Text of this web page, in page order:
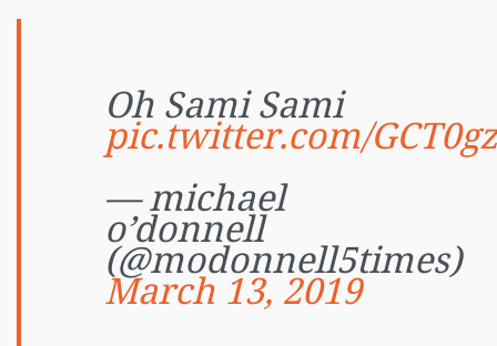
Oh Sami Sami
pic.twitter.com/
— michael
o’donnell
(@modonnell5times)
March 13, 2019